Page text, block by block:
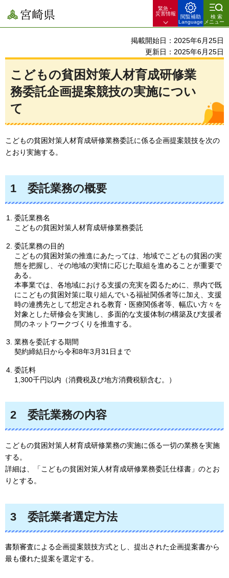
宮崎県
緊急・
災害情報
閲覧補助
Language
検索
メニュー
掲載開始日：2025年6月25日
更新日：2025年6月25日
こどもの貧困対策人材育成研修業
務委託企画提案競技の実施につい
て
こどもの貧困対策人材育成研修業務委託に係る企画提案競技を次の
とおり実施する。
1 委託業務の概要
委託業務名
こどもの貧困対策人材育成研修業務委託
委託業務の目的
こどもの貧困対策の推進にあたっては、地域でこどもの貧困の実
態を把握し、その地域の実情に応じた取組を進めることが重要で
ある。
本事業では、各地域における支援の充実を図るために、県内で既
にこどもの貧困対策に取り組んでいる福祉関係者等に加え、支援
時の連携先として想定される教育・医療関係者等、幅広い方々を
対象とした研修会を実施し、多面的な支援体制の構築及び支援者
間のネットワークづくりを推進する。
業務を委託する期間
契約締結日から令和8年3月31日まで
委託料
1,300千円以内（消費税及び地方消費税額含む。）
2 委託業務の内容
こどもの貧困対策人材育成研修業務の実施に係る一切の業務を実施
する。
詳細は、「こどもの貧困対策人材育成研修業務委託仕様書」のとお
りとする。
3 委託業者選定方法
書類審査による企画提案競技方式とし、提出された企画提案書から
最も優れた提案を選定する。